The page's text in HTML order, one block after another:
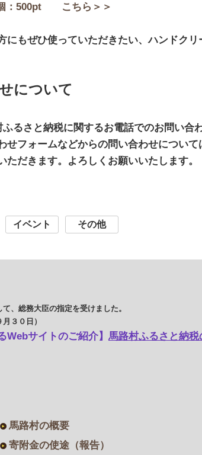
個：500pt こちら＞＞
もぜひ使っていただきたい、ハンドクリ
について
るさと納税に関するお電話でのお問い合
せフォームなどからの問い合わせについ
だきます。よろしくお願いいたします。
イベント その他
、総務大臣の指定を受けました。
３０日）
Webサイトのご紹介】 馬路村ふるさと納税
馬路村の概要
寄附金の使途（報告）